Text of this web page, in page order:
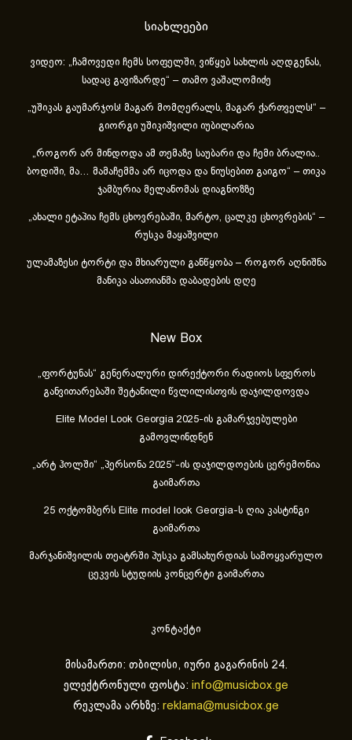
სიახლეები
ვიდეო: „ჩამოვედი ჩემს სოფელში, ვიწყებ სახლის აღდგენას,
სადაც გავიზარდე“ – თამო ვაშალომიძე
„უშიკას გაუმარჯოს! მაგარ მომღერალს, მაგარ ქართველს!“ –
გიორგი უშიკიშვილი იუბილარია
„როგორ არ მინდოდა ამ თემაზე საუბარი და ჩემი ბრალია..
ბოდიში, მა… მამაჩემმა არ იცოდა და ნიუსებით გაიგო“ – თიკა
ჯამბურია მელანომას დიაგნოზზე
„ახა­ლი ეტა­პია ჩემს ცხოვ­რე­ბა­ში, მარ­ტო, ცალ­კე ცხოვ­რე­ბის“ –
რუსკა მაყაშვილი
ულამაზესი ტორტი და მხიარული განწყობა – როგორ აღნიშნა
მანიკა ასათიანმა დაბადების დღე
New Box
„ფორტუნას“ გენერალური დირექტორი რადიოს სფეროს
განვითარებაში შეტანილი წვლილისთვის დაჯილდოვდა
Elite Model Look Georgia 2025-ის გამარჯვებულები
გამოვლინდნენ
„არტ ჰოლში“ „პერსონა 2025“-ის დაჯილდოების ცერემონია
გაიმართა
25 ოქტომბერს Elite model look Georgia-ს ღია კასტინგი
გაიმართა
მარჯანიშვილის თეატრში პუსკა გამსახურდიას სამოყვარულო
ცეკვის სტუდიის კონცერტი გაიმართა
კონტაქტი
მისამართი: თბილისი, იური გაგარინის 24.
ელექტრონული ფოსტა: info@musicbox.ge
რეკლამა არხზე: reklama@musicbox.ge